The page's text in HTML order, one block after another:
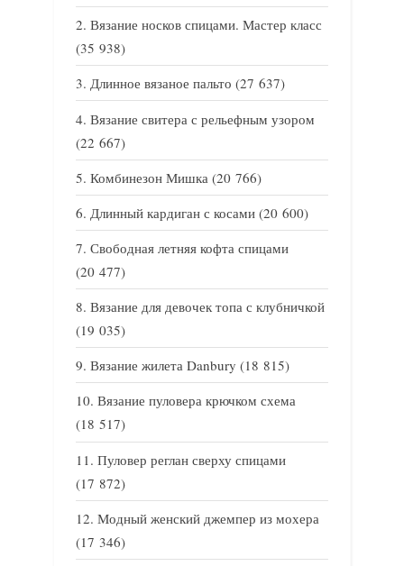
Вязание носков спицами. Мастер класс
(35 938)
Длинное вязаное пальто (27 637)
Вязание свитера с рельефным узором
(22 667)
Комбинезон Мишка (20 766)
Длинный кардиган с косами (20 600)
Свободная летняя кофта спицами
(20 477)
Вязание для девочек топа с клубничкой
(19 035)
Вязание жилета Danbury (18 815)
Вязание пуловера крючком схема
(18 517)
Пуловер реглан сверху спицами
(17 872)
Модный женский джемпер из мохера
(17 346)